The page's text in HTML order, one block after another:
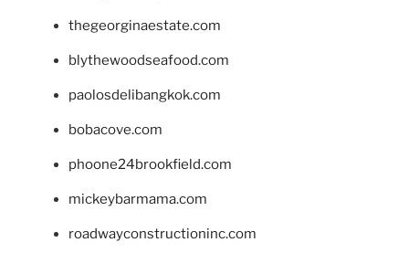
thegeorginaestate.com
blythewoodseafood.com
paolosdelibangkok.com
bobacove.com
phoone24brookfield.com
mickeybarmama.com
roadwayconstructioninc.com